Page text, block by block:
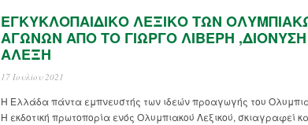
ΕΓΚΥΚΛΟΠΑΙΔΙΚΟ ΛΕΞΙΚΟ ΤΩΝ
ΑΓΩΝΩΝ ΑΠΟ ΤΟ ΓΙΩΡΓΟ ΛΙΒΕΡΗ ,ΔΙΟΝΥΣΗ
ΑΛΕΞΗ
17 Ιουλίου 2021
Η Ελλάδα πάντα εμπνευστής των ιδεών προαγωγής του
Η εκδοτική πρωτοπορία ενός Ολυμπιακού Λεξικού, σκιαγραφεί